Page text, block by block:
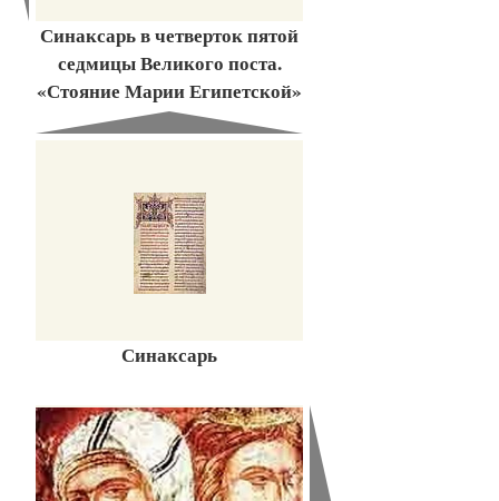
Синаксарь в четверток пятой
седмицы Великого поста.
«Стояние Марии Египетской»
Синаксарь